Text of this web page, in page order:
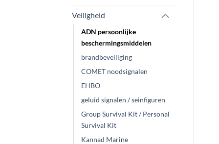
Veiligheid
ADN persoonlijke
beschermingsmiddelen
brandbeveiliging
COMET noodsignalen
EHBO
geluid signalen / seinfiguren
Group Survival Kit / Personal
Survival Kit
Kannad Marine